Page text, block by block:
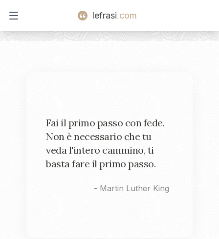
Open main menu
lefrasi.com
Fai il primo passo con fede.
Non è necessario che tu
veda l'intero cammino, ti
basta fare il primo passo.
- Martin Luther King